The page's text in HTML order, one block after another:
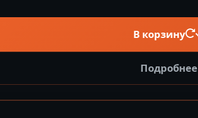
В корзину
Подробнее